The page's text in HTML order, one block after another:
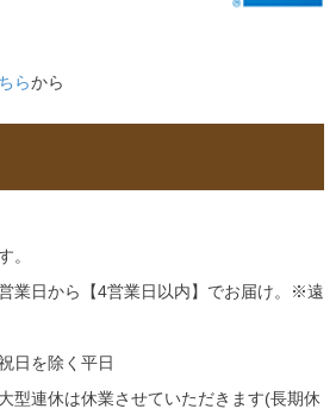
らから
。
業日から【4営業日以内】でお届け。※遠
日を除く平日
型連休は休業させていただきます(長期休